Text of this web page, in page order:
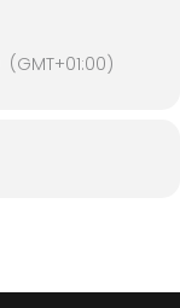
(GMT+01:00)